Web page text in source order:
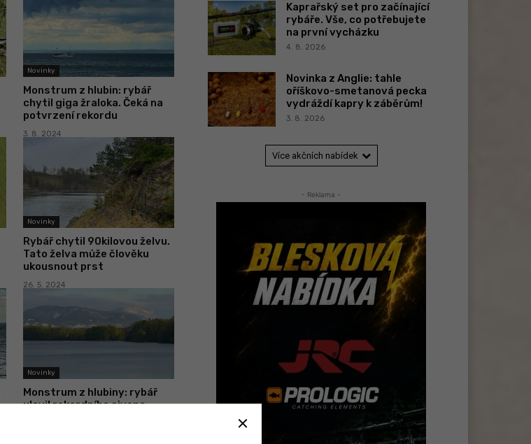
Novinky
Monstrum z hlubin: rybář
chytil giga žraloka. Čeká na
potvrzení rekordu
3. 8. 2024
Novinky
Rybář chytil 90kilovou želvu.
Tato želva může člověku
ukousnout prst
26. 5. 2024
Novinky
Monstrum z hlubiny: rybář
ulovil rekordního sivena.
Kaprařský set pro začínající
rybáře. Vše, co potřebujete
na první vycházku
4. 8. 2026
Novinka z Anglie: tahle
oříškovo-smetanová pecka
vydráždí kapry k záběrům!
3. 8. 2026
Více akčních nabídek
- Reklama -